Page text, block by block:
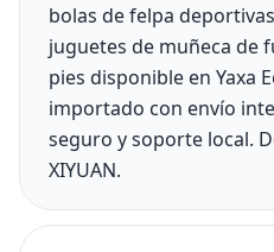
bolas de felpa
juguetes de muñeca de
pies disponible en Yaxa
importado con envío
seguro y soporte local.
XIYUAN.